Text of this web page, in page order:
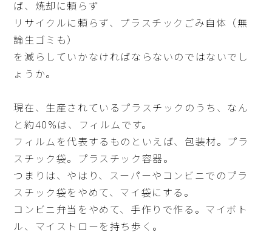
ば、焼却に頼らず
リサイクルに頼らず、プラスチックごみ自体（無
論生ゴミも）
を減らしていかなければならないのではないでし
ょうか。
現在、生産されているプラスチックのうち、なん
と約40%は、フィルムです。
フィルムを代表するものといえば、包装材。プラ
スチック袋。プラスチック容器。
つまりは、やはり、スーパーやコンビニでのプラ
スチック袋をやめて、マイ袋にする。
コンビニ弁当をやめて、手作りで作る。マイボト
ル、マイストローを持ち歩く。